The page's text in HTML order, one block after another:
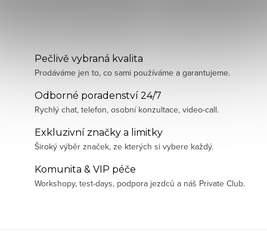
Pečlivě vybraná kvalita
Prodáváme jen to, co sami používáme a garantujeme.
Odborné poradenství 24/7
Rychlý chat, telefon, osobní konzultace, video-call.
Exkluzivní značky a limitky
Široký výběr značek, ze kterých si vybere každý.
Komunita & VIP péče
Workshopy, test-days, podpora jezdců a náš Private Club.